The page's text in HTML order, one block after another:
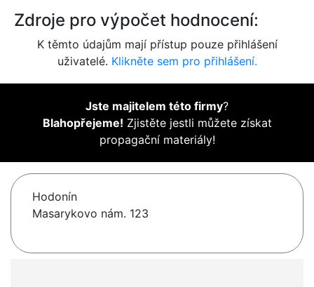
Zdroje pro výpočet hodnocení:
K těmto údajům mají přístup pouze přihlášení
uživatelé. Klikněte sem pro přihlášení.
Jste majitelem této firmy?
Blahopřejeme! Zjistěte jestli můžete získat
propagační materiály!
Hodonín
Masarykovo nám. 123